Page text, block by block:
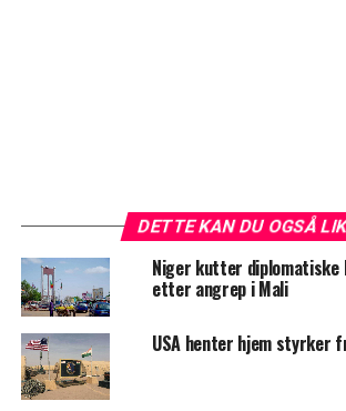
DETTE KAN DU OGSÅ
Niger kutter diplomatiske
etter angrep i Mali
USA henter hjem styrker